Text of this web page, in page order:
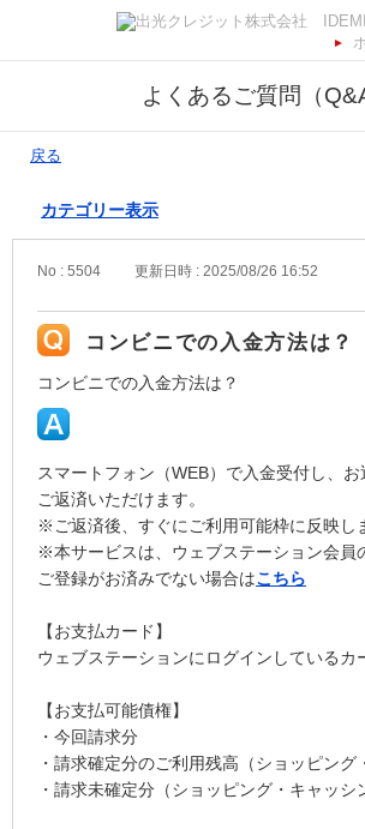
よくあるご質問（
戻る
カテゴリー表示
No : 5504 更新日時 : 2025/08/26 16:52
コンビニでの入金方法は？
コンビニでの入金方法は？
スマートフォン（WEB）で入金受付し、
ご返済いただけます。
※ご返済後、すぐにご利用可能枠に反映し
※本サービスは、ウェブステーション会員
ご登録がお済みでない場合はこちら
【お支払カード】
ウェブステーションにログインしているカ
【お支払可能債権】
・今回請求分
・請求確定分のご利用残高（ショッピング
・請求未確定分（ショッピング・キャッシ